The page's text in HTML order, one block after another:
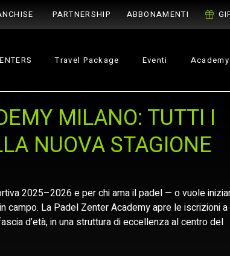
PARTNERSHIP ABBONAMENTI
Travel Package Eventi Academy
MILANO: TUTTI I
NUOVA STAGIONE
2025–2026 e per chi ama il padel — o vuole
La Padel Zenter Academy apre le iscrizioni a
d’età, in una struttura di eccellenza al centro del